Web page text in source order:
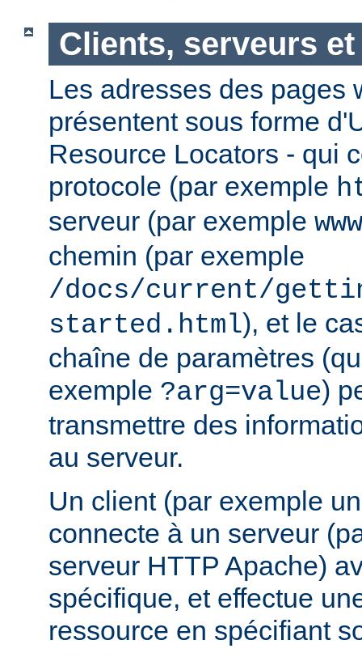
Clients, serveurs et
Les adresses des pages
présentent sous forme
Resource Locators - qui
protocole (par exemple
serveur (par exemple
chemin (par exemple
/docs/current/
started.html), et le
chaîne de paramètres
exemple ?arg=value)
transmettre des
au serveur.
Un client (par exemple
connecte à un serveur
serveur HTTP Apache)
spécifique, et effectue
ressource en spécifiant